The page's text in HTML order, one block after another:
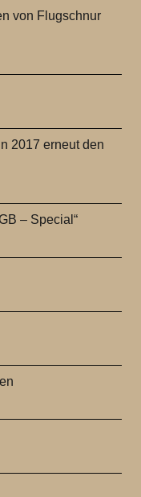
von Flugschnur
2017 erneut den
– Special“